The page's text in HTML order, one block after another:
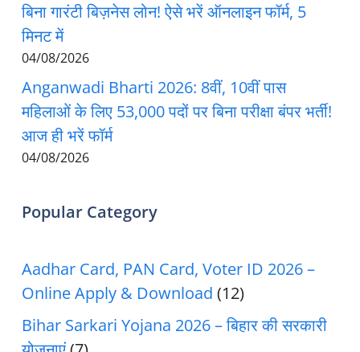
बिना गारंटी बिज़नेस लोन! ऐसे भरें ऑनलाइन फॉर्म, 5
मिनट में
04/08/2026
Anganwadi Bharti 2026: 8वीं, 10वीं पास
महिलाओं के लिए 53,000 पदों पर बिना परीक्षा बंपर भर्ती!
आज ही भरें फॉर्म
04/08/2026
Popular Category
Aadhar Card, PAN Card, Voter ID 2026 –
Online Apply & Download (12)
Bihar Sarkari Yojana 2026 – बिहार की सरकारी